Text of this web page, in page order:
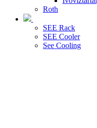
Roth
SEE Rack
SEE Cooler
See Cooling